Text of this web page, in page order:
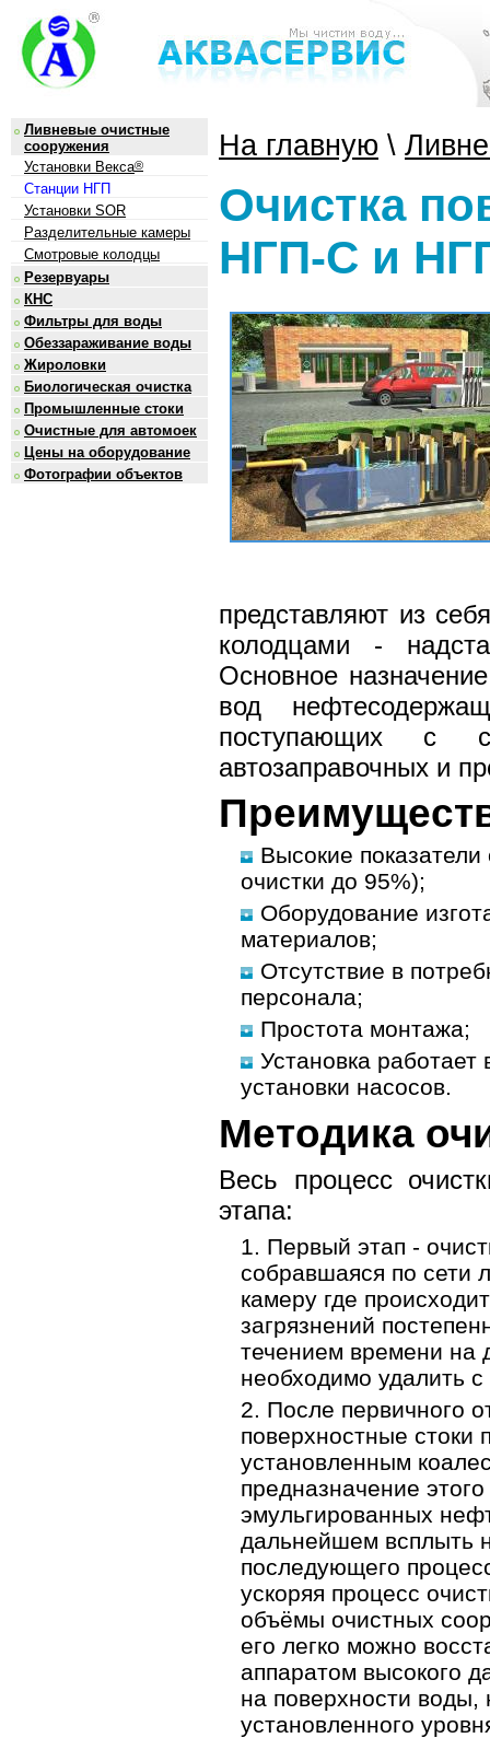
Ливневые очистные
сооружения
Установки Векса®
Станции НГП
Установки SOR
Разделительные камеры
Смотровые колодцы
Резервуары
КНС
Фильтры для воды
Обеззараживание воды
Жироловки
Биологическая очистка
Промышленные стоки
Очистные для автомоек
Цены на оборудование
Фотографии объектов
На главную \
Очистка
НГП-С и
представляют из
колодцами -
Основное
вод
поступающих с
автозаправочных и
Высокие
очистки до 95%);
Оборудование
материалов;
Отсутствие в
персонала;
Простота монтажа;
Установка
установки насосов.
Методика
Весь процесс
этапа:
Первый этап -
собравшаяся по сети
камеру где
загрязнений
течением времени на
необходимо удалить
После первичного
поверхностные стоки
установленным
предназначение
эмульгированных
дальнейшем всплыть
последующего
ускоряя процесс
объёмы очистных
его легко можно
аппаратом высокого
на поверхности воды,
установленного